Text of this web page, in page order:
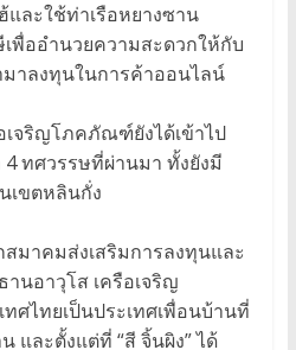
และใช้ท่าเรือหยางซาน
พื่ออำนวยความสะดวกให้กับ
มาลงทุนในการค้าออนไลน์
จริญโภคภัณฑ์ยังได้เข้าไป
4 ทศวรรษที่ผ่านมา ทั้งยังมี
เขตหลินกั่ง
มาคมส่งเสริมการลงทุนและ
นอาวุโส เครือเจริญ
ศไทยเป็นประเทศเพื่อนบ้านที่
และตั้งแต่ที่ “สี จิ้นผิง” ได้